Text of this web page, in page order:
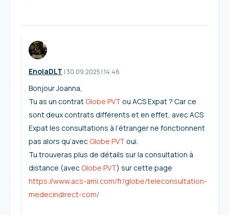
EnolaDLT I30.09.2025 |14:46
Bonjour Joanna,
Tu as un contrat Globe PVT ou ACS Expat ? Car ce
sont deux contrats différents et en effet, avec ACS
Expat les consultations à l’étranger ne fonctionnent
pas alors qu’avec Globe PVT oui.
Tu trouveras plus de détails sur la consultation à
distance (avec Globe PVT) sur cette page
https://www.acs-ami.com/fr/globe/teleconsultation-
medecindirect-com/